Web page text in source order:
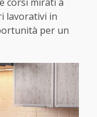
lavorativi in
per un